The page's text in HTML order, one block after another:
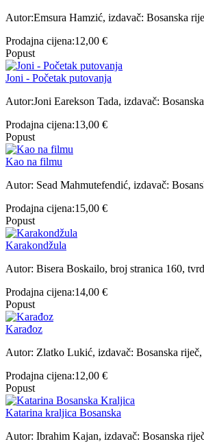
Autor:Emsura Hamzić, izdavač: Bosanska
Prodajna cijena:12,00 €
Popust
Joni - Početak putovanja
Autor:Joni Earekson Tada, izdavač:
Prodajna cijena:13,00 €
Popust
Kao na filmu
Autor: Sead Mahmutefendić, izdavač:
Prodajna cijena:15,00 €
Popust
Karakondžula
Autor: Bisera Boskailo, broj stranica 160,
Prodajna cijena:14,00 €
Popust
Karađoz
Autor: Zlatko Lukić, izdavač: Bosanska
Prodajna cijena:12,00 €
Popust
Katarina kraljica Bosanska
Autor: Ibrahim Kajan, izdavač: Bosanska